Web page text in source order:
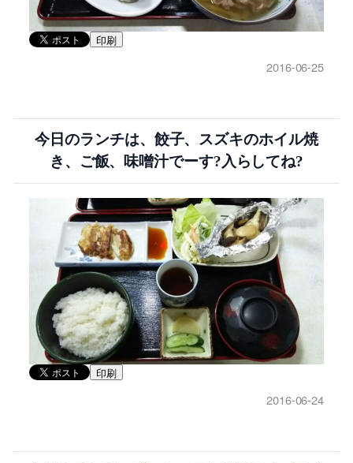
印刷
2016-06-25
今日のランチは、餃子、スズキのホイル焼
き、ご飯、味噌汁でーす?入らしてね?
印刷
2016-06-24